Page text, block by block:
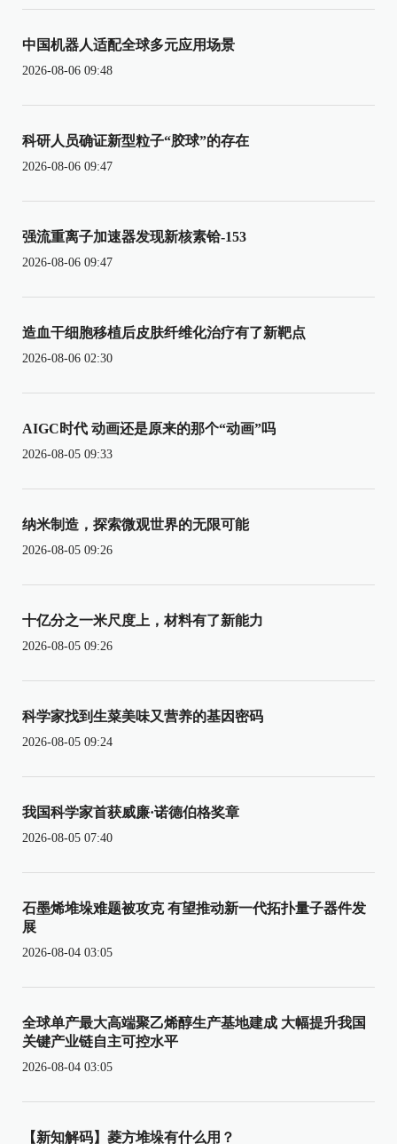
中国机器人适配全球多元应用场景
2026-08-06 09:48
科研人员确证新型粒子“胶球”的存在
2026-08-06 09:47
强流重离子加速器发现新核素铪-153
2026-08-06 09:47
造血干细胞移植后皮肤纤维化治疗有了新靶点
2026-08-06 02:30
AIGC时代 动画还是原来的那个“动画”吗
2026-08-05 09:33
纳米制造，探索微观世界的无限可能
2026-08-05 09:26
十亿分之一米尺度上，材料有了新能力
2026-08-05 09:26
科学家找到生菜美味又营养的基因密码
2026-08-05 09:24
我国科学家首获威廉·诺德伯格奖章
2026-08-05 07:40
石墨烯堆垛难题被攻克 有望推动新一代拓扑量子器件发
展
2026-08-04 03:05
全球单产最大高端聚乙烯醇生产基地建成 大幅提升我国
关键产业链自主可控水平
2026-08-04 03:05
【新知解码】菱方堆垛有什么用？